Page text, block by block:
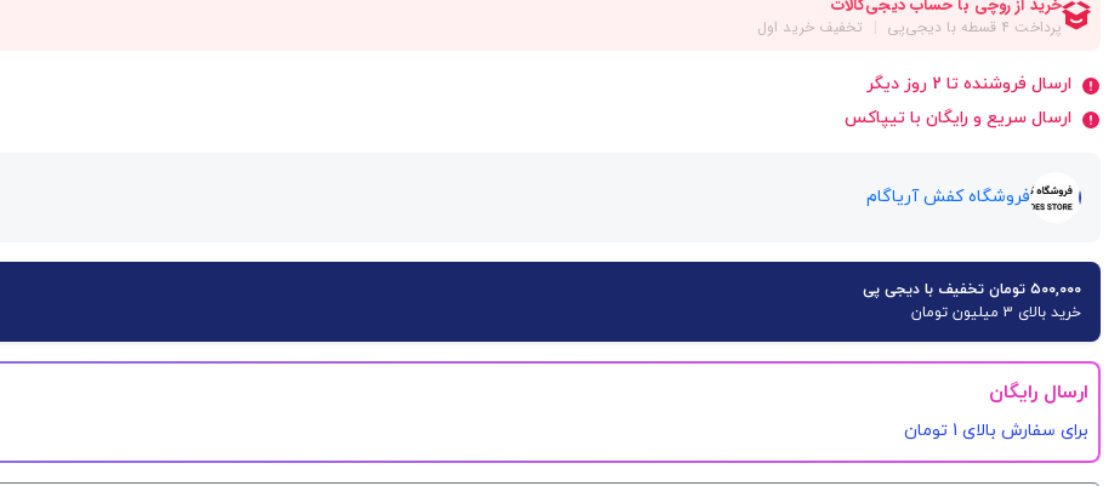
ارسال فروشنده تا 2 روز دیگر
ارسال سریع و رایگان با تیپاکس
فروشگاه کفش آریاگام
۵۰۰,۰۰۰ تومان تخفیف با دیجی پی
خرید بالای 3 میلیون تومان
ارسال رایگان
برای سفارش‌ بالای 1 تومان